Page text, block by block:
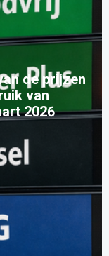
de prijzen
van
2026